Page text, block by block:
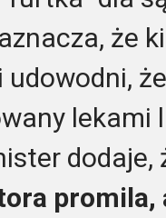
że
udowodni,
lekami
dodaje,